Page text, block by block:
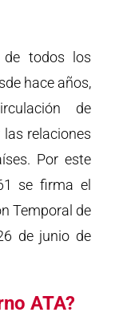
de todos los
hace años,
de
relaciones
Por este
se firma el
Temporal de
de junio de
ATA?